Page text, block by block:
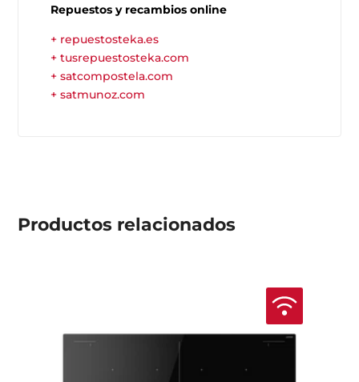
Repuestos y recambios online
+ repuestosteka.es
+ tusrepuestosteka.com
+ satcompostela.com
+ satmunoz.com
Productos relacionados